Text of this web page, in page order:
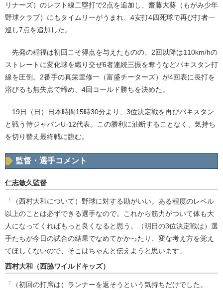
リナーズ）のレフト線二塁打で2点を追加し、齋藤大葵（もがみ少年
野球クラブ）にもタイムリーがうまれ、4安打4四死球で再び打者一
巡し7点を追加した。
先発の稲福は初回こそ得点を与えたものの、2回以降は110km/hの
ストレートに変化球を織り交ぜ6者連続三振を奪うなどパキスタン打
線を圧倒。2番手の真栄里修一（富盛チーターズ）が4回表に長打を
浴びるも無失点で締め、4回コールド勝ちを決めた。
19日（日）日本時間15時30分より、3位決定戦を再びパキスタン
と戦う侍ジャパンU-12代表。この勝利に油断することなく、気持ち
を切り替え最終戦に臨む。
監督・選手コメント
仁志敏久監督
「（西村大和について）野球に対する勘がいい。ある程度のレベル
以上のことは必ずできる選手なので。これから筋力がついて体も大
人になってくればもっと良くなると思う。（明日の3位決定戦は）選
手たちが今日の試合の結果でなめてかかったり、変な考え方を覚え
てほしくないので、そこはちゃんと伝えようと思います」
西村大和（西脇ワイルドキッズ）
「（初回の打席は）ランナーを返そうという気持ちだけでした。